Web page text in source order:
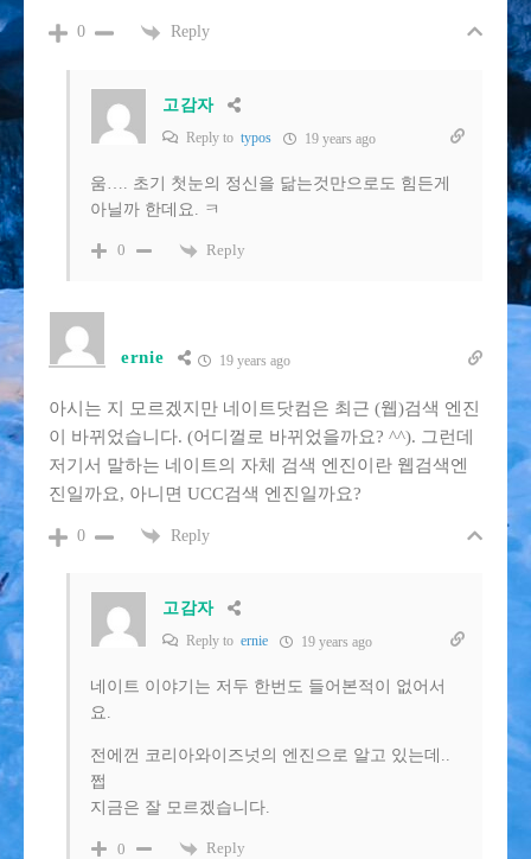
0 Reply
고감자
Reply to typos 19 years ago
움…. 초기 첫눈의 정신을 닮는것만으로도 힘든게
아닐까 한데요. ㅋ
0 Reply
ernie 19 years ago
아시는 지 모르겠지만 네이트닷컴은 최근 (웹)검색 엔진
이 바뀌었습니다. (어디껄로 바뀌었을까요? ^^). 그런데
저기서 말하는 네이트의 자체 검색 엔진이란 웹검색엔
진일까요, 아니면 UCC검색 엔진일까요?
0 Reply
고감자
Reply to ernie 19 years ago
네이트 이야기는 저두 한번도 들어본적이 없어서
요.
전에껀 코리아와이즈넛의 엔진으로 알고 있는데..
쩝
지금은 잘 모르겠습니다.
0 Reply